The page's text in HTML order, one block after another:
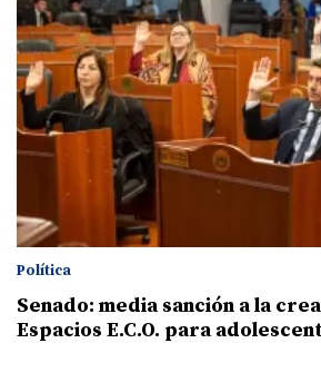
Política
Senado: media sanción a la
Espacios E.C.O. para